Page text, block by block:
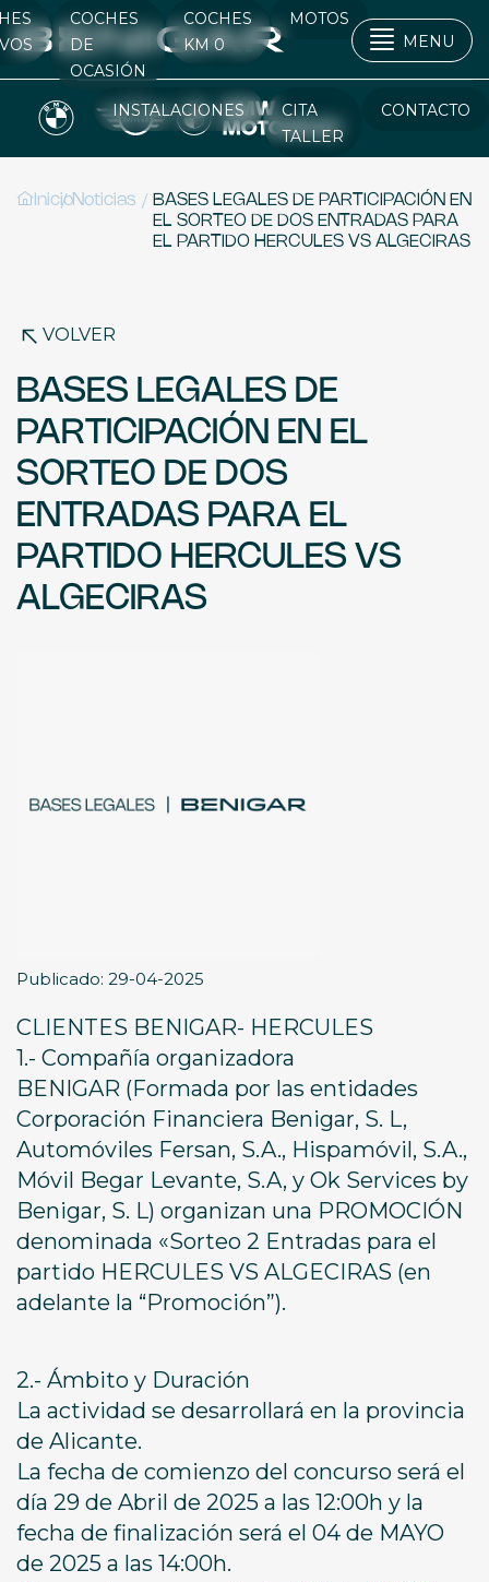
COCHES
DE
OCASIÓN
COCHES
KM 0
MOTOS
MENU
INSTALACIONES
CITA
TALLER
CONTACTO
Inicio
/ Noticias / BASES LEGALES DE PARTICIPACIÓN EN
EL SORTEO DE DOS ENTRADAS PARA
EL PARTIDO HERCULES VS ALGECIRAS
VOLVER
BASES LEGALES DE
PARTICIPACIÓN EN EL
SORTEO DE DOS
ENTRADAS PARA EL
PARTIDO HERCULES VS
ALGECIRAS
Publicado: 29-04-2025
CLIENTES BENIGAR- HERCULES
1.- Compañía organizadora
BENIGAR (Formada por las entidades
Corporación Financiera Benigar, S. L,
Automóviles Fersan, S.A., Hispamóvil, S.A.,
Móvil Begar Levante, S.A, y Ok Services by
Benigar, S. L) organizan una PROMOCIÓN
denominada «Sorteo 2 Entradas para el
partido HERCULES VS ALGECIRAS (en
adelante la “Promoción”).
2.- Ámbito y Duración
La actividad se desarrollará en la provincia
de Alicante.
La fecha de comienzo del concurso será el
día 29 de Abril de 2025 a las 12:00h y la
fecha de finalización será el 04 de MAYO
de 2025 a las 14:00h.